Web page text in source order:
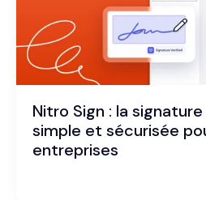
Nitro Sign : la
simple et sécurisée
entreprises